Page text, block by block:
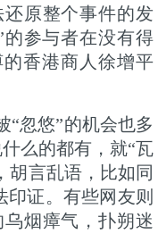
原整个事件的发
参与者在没有得
香港商人徐增平
“忽悠”的机会也多
么的都有，就“瓦
胡言乱语，比如同
证。有些网友则
烟瘴气，扑朔迷